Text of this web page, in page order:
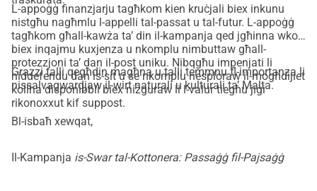
proposes building a new road between Ħaż-Żabbar and
Kalkara. The proposed road would slice through
agricultural land, destroy thriving nature, and sever the
historic bastion walls from their context. All this for a gain
of perhaps two minutes of travel time and in an area where
there is no traffic congestion. Many see the futility of this
road, the Planning Authority application has over 600
collected over 800 signatures.
L-appoġġ finanzjarju tagħkom kien kruċjali biex inkunu
nistgħu nagħmlu l-appelli tal-passat u tal-futur. L-appoġġ
tagħkom għall-kawża ta’ din il-kampanja qed jgħinna wkoll
biex inqajmu kuxjenza u nkomplu nimbuttaw għall-
protezzjoni ta’ dan il-post uniku. Nibqgħu impenjati li
niddefendu dan is-sit u se nkomplu nesploraw il-mogħdijiet
kollha disponibbli biex niżguraw li l-valur tiegħu jiġi
rikonoxxut kif suppost.
Grazzi talli qegħdin magħna u talli temmnu fl-importanza li
nissalvagwardjaw il-wirt naturali u kulturali ta’ Malta.
Bl-isbaħ xewqat,
Il-Kampanja is-Swar tal-Kottonera: Passaġġ fil-Pajsaġġ